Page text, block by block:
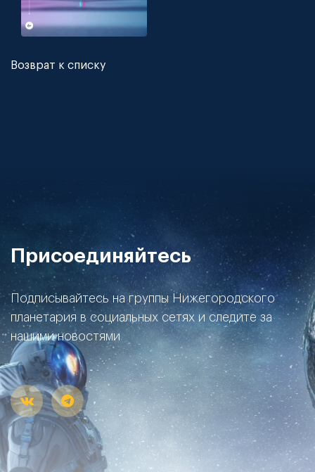
Возврат к списку
Присоединяйтесь
Подписывайтесь на группы Нижегородского
планетария в социальных сетях и следите за
нашими новостями